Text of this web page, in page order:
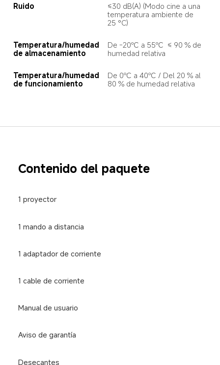
Ruido
≤30 dB(A) (Modo cine a una
temperatura ambiente de
25 °C)
Temperatura/humedad
de almacenamiento
De -20℃ a 55℃  ≤ 90 % de
humedad relativa
Temperatura/humedad
de funcionamiento
De 0℃ a 40℃ / Del 20 % al
80 % de humedad relativa
Contenido del paquete
1 proyector
1 mando a distancia
1 adaptador de corriente
1 cable de corriente
Manual de usuario
Aviso de garantía
Desecantes